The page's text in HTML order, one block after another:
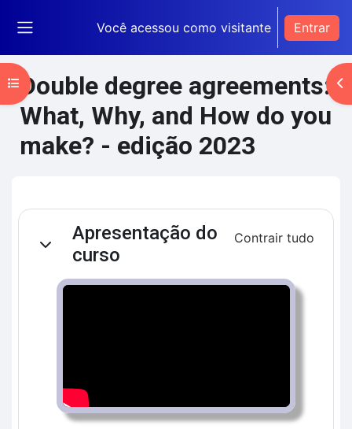
Você acessou como visitante Entrar
Double degree agreements:
What, Why, and How do you
make? - edição 2023
Blocos de conteúdo principal
Abrir índice do curso
Contorno da seção
Contrair
Apresentação do
curso
Contrair tudo